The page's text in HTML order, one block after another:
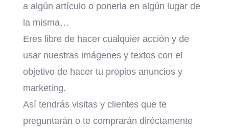
a algún artículo o ponerla en algún lugar de
la misma…
Eres libre de hacer cualquier acción y de
usar nuestras imágenes y textos con el
objetivo de hacer tu propios anuncios y
marketing.
Así tendrás visitas y clientes que te
preguntarán o te comprarán diréctamente